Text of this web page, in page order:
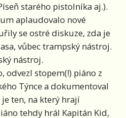
starého pistolníka aj.).
aplaudovalo nové
se ostré diskuze, zda je
vůbec trampský nástroj.
nástroj.
odvezl stopem(!) piáno z
Týnce a dokumentoval
ten, na který hrají
tehdy hrál Kapitán Kid,